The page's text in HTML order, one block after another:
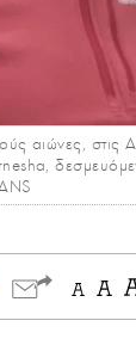
αιώνες, στις